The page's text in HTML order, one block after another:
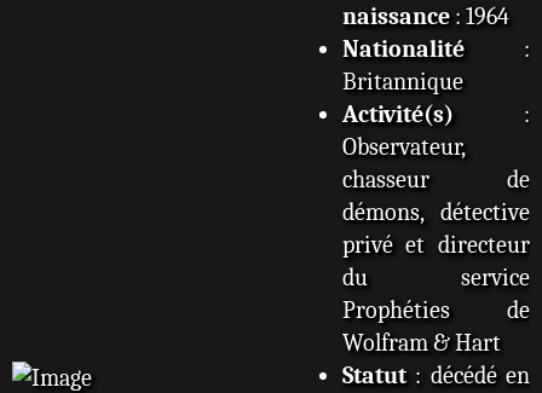
naissance: 1964
Nationalité:
Britannique
Activité(s) :
Observateur,
chasseur de
démons, détective
privé et directeur
du service
Prophéties de
Wolfram & Hart
Statut: décédé en